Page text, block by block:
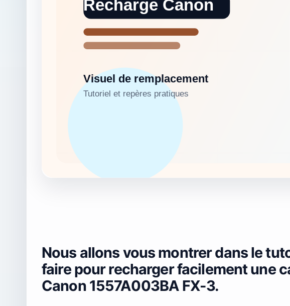
Nous allons vous montrer dans le
faire pour recharger facilement une
Canon 1557A003BA FX-3.